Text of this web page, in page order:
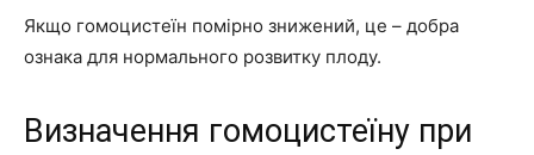
Якщо гомоцистеїн помірно знижений, це – добра
ознака для нормального розвитку плоду.
Визначення гомоцистеїну при